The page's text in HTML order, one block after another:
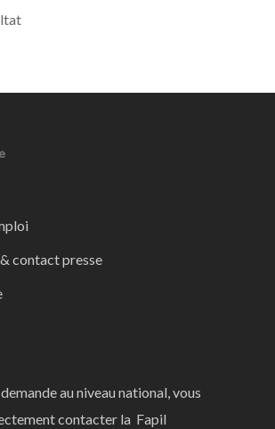
contact presse
au niveau national, vous
contacter la Fapil